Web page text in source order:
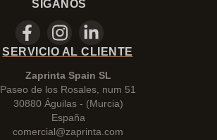
SÍGANOS
SERVICIO AL CLIENTE
Zaprinta Spain SL
Paseo de los Rosales, num 51
30880 Águilas - (Murcia)
España
comercial@zaprinta.com